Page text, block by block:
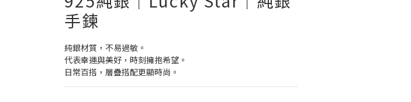
手鍊
純銀材質，不易過敏。
代表幸運與美好，時刻擁抱希望。
日常百搭，層疊搭配更顯時尚。